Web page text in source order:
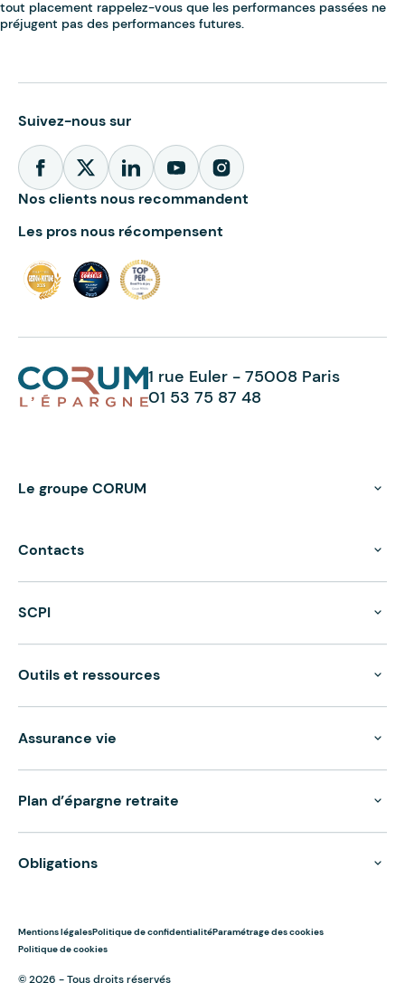
Suivez-nous sur
Nos clients nous recommandent
Les pros nous récompensent
1 rue Euler - 75008 Paris
01 53 75 87 48
Le groupe CORUM
Contacts
SCPI
Outils et ressources
Assurance vie
Plan d’épargne retraite
Obligations
Mentions légalesPolitique de confidentialitéParamétrage des cookies
Politique de cookies
© 2026 - Tous droits réservés